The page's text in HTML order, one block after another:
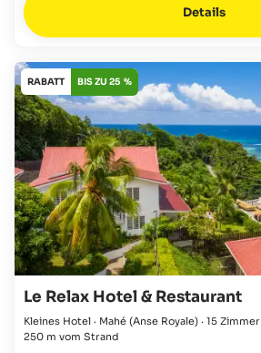
Details
RABATT BIS ZU 25 %
Le Relax Hotel & Restaurant
Kleines Hotel · Mahé (Anse Royale) · 15 Zimmer
250 m vom Strand